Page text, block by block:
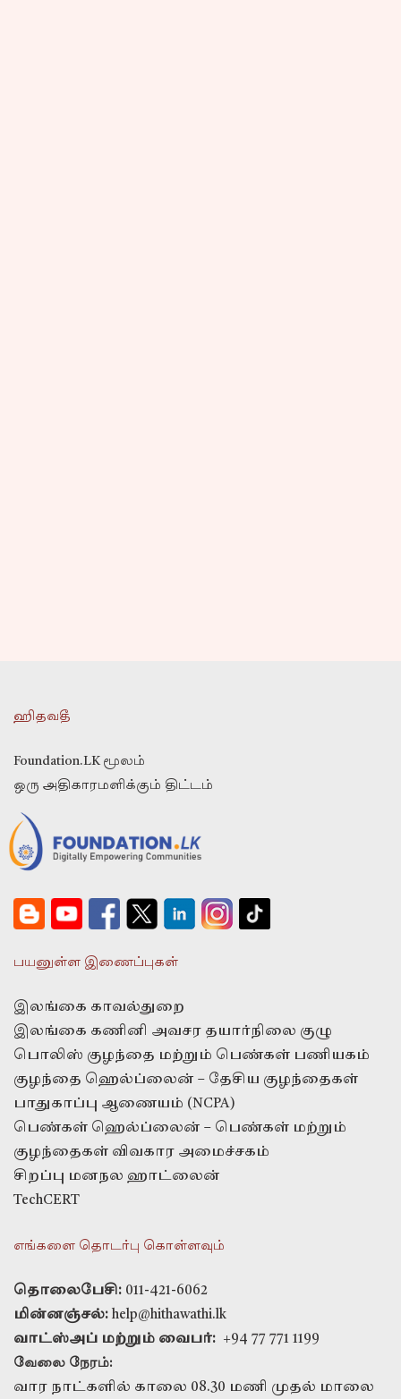
ஹிதவதீ
Foundation.LK மூலம்
ஒரு அதிகாரமளிக்கும் திட்டம்
பயனுள்ள இணைப்புகள்
இலங்கை காவல்துறை
இலங்கை கணினி அவசர தயார்நிலை குழு
பொலிஸ் குழந்தை மற்றும் பெண்கள் பணியகம்
குழந்தை ஹெல்ப்லைன் – தேசிய குழந்தைகள்
பாதுகாப்பு ஆணையம் (NCPA)
பெண்கள் ஹெல்ப்லைன் – பெண்கள் மற்றும்
குழந்தைகள் விவகார அமைச்சகம்
சிறப்பு மனநல ஹாட்லைன்
TechCERT
எங்களை தொடர்பு கொள்ளவும்
தொலைபேசி: 011-421-6062
மின்னஞ்சல்: help@hithawathi.lk
வாட்ஸ்அப் மற்றும் வைபர்: +94 77 771 1199
வேலை நேரம்:
வார நாட்களில் காலை 08.30 மணி முதல் மாலை